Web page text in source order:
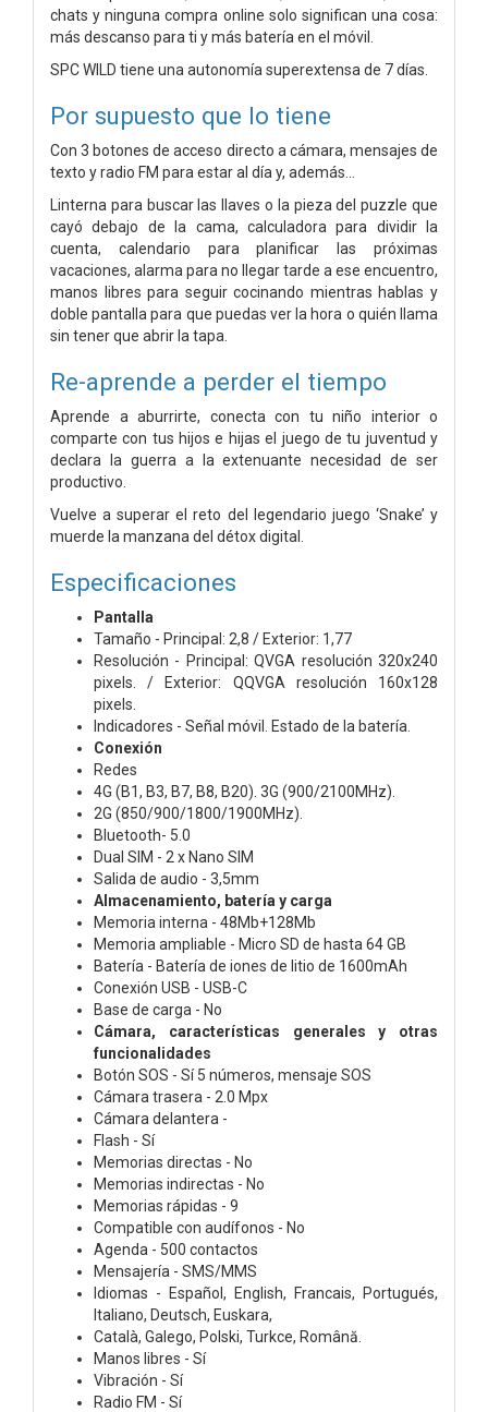
chats y ninguna compra online solo significan una cosa:
más descanso para ti y más batería en el móvil.
SPC WILD tiene una autonomía superextensa de 7 días.
Por supuesto que lo tiene
Con 3 botones de acceso directo a cámara, mensajes de
texto y radio FM para estar al día y, además...
Linterna para buscar las llaves o la pieza del puzzle que
cayó debajo de la cama, calculadora para dividir la
cuenta, calendario para planificar las próximas
vacaciones, alarma para no llegar tarde a ese encuentro,
manos libres para seguir cocinando mientras hablas y
doble pantalla para que puedas ver la hora o quién llama
sin tener que abrir la tapa.
Re-aprende a perder el tiempo
Aprende a aburrirte, conecta con tu niño interior o
comparte con tus hijos e hijas el juego de tu juventud y
declara la guerra a la extenuante necesidad de ser
productivo.
Vuelve a superar el reto del legendario juego ‘Snake’ y
muerde la manzana del détox digital.
Especificaciones
Pantalla
Tamaño - Principal: 2,8 / Exterior: 1,77
Resolución - Principal: QVGA resolución 320x240
pixels. / Exterior: QQVGA resolución 160x128
pixels.
Indicadores - Señal móvil. Estado de la batería.
Conexión
Redes
4G (B1, B3, B7, B8, B20). 3G (900/2100MHz).
2G (850/900/1800/1900MHz).
Bluetooth- 5.0
Dual SIM - 2 x Nano SIM
Salida de audio - 3,5mm
Almacenamiento, batería y carga
Memoria interna - 48Mb+128Mb
Memoria ampliable - Micro SD de hasta 64 GB
Batería - Batería de iones de litio de 1600mAh
Conexión USB - USB-C
Base de carga - No
Cámara, características generales y otras
funcionalidades
Botón SOS - Sí 5 números, mensaje SOS
Cámara trasera - 2.0 Mpx
Cámara delantera -
Flash - Sí
Memorias directas - No
Memorias indirectas - No
Memorias rápidas - 9
Compatible con audífonos - No
Agenda - 500 contactos
Mensajería - SMS/MMS
Idiomas - Español, English, Francais, Portugués,
Italiano, Deutsch, Euskara,
Català, Galego, Polski, Turkce, Română.
Manos libres - Sí
Vibración - Sí
Radio FM - Sí